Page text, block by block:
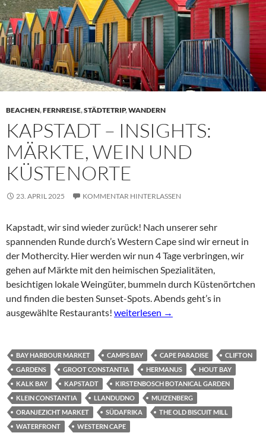
BEACHEN,FERNREISE,STÄDTETRIP,WANDERN
KAPSTADT – INSIGHTS:
MÄRKTE, WEIN UND
KÜSTENORTE
23. APRIL 2025 KOMMENTAR HINTERLASSEN
Kapstadt, wir sind wieder zurück! Nach unserer sehr
spannenden Runde durch’s Western Cape sind wir erneut in
der Mothercity. Hier werden wir nun 4 Tage verbringen, wir
gehen auf Märkte mit den heimischen Spezialitäten,
besichtigen lokale Weingüter, bummeln durch Küstenörtchen
und finden die besten Sunset-Spots. Abends geht’s in
ausgewählte Restaurants! Kapstadt – Insights: Märkte, Wein
weiterlesen →
BAY HARBOUR MARKET CAMPS BAY CAPE PARADISE
CLIFTON
GARDENS
GROOT CONSTANTIA HERMANUS
HOUT BAY
KALK BAY
KAPSTADT
KIRSTENBOSCH BOTANICAL GARDEN
KLEIN CONSTANTIA
LLANDUDNO
MUIZENBERG
ORANJEZICHT MARKET
SÜDAFRIKA
THE OLD BISCUIT MILL
WATERFRONT
WESTERN CAPE